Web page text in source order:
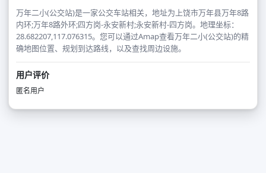
万年二小(公交站)是一家公交车站相关，地址为上饶市万年县万年8路
内环;万年8路外环;四方岗-永安新村;永安新村-四方岗。地理坐标：
28.682207,117.076315。您可以通过Amap查看万年二小(公交站)的精
确地图位置、规划到达路线，以及查找周边设施。
用户评价
匿名用户